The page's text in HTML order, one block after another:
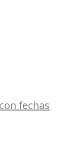
fechas